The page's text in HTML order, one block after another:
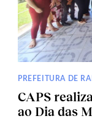
PREFEITURA DE
CAPS
ao Dia das